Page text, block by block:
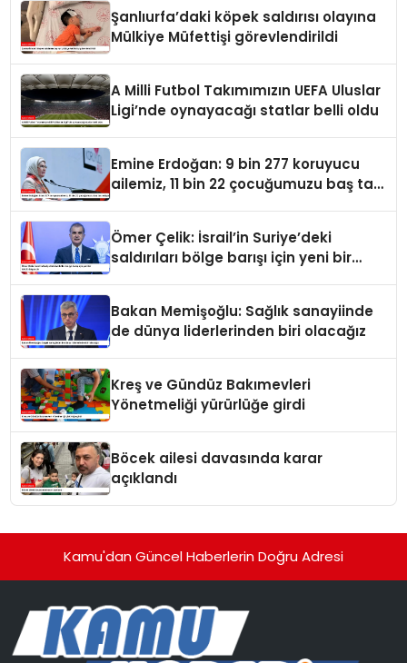
Şanlıurfa’daki köpek saldırısı olayına
Mülkiye Müfettişi görevlendirildi
A Milli Futbol Takımımızın UEFA Uluslar
Ligi’nde oynayacağı statlar belli oldu
Emine Erdoğan: 9 bin 277 koruyucu
ailemiz, 11 bin 22 çocuğumuzu baş tacı
Ömer Çelik: İsrail’in Suriye’deki
saldırıları bölge barışı için yeni bir
Bakan Memişoğlu: Sağlık sanayiinde
de dünya liderlerinden biri olacağız
Kreş ve Gündüz Bakımevleri
Yönetmeliği yürürlüğe girdi
Böcek ailesi davasında karar
açıklandı
Kamu'dan Güncel Haberlerin Doğru Adresi